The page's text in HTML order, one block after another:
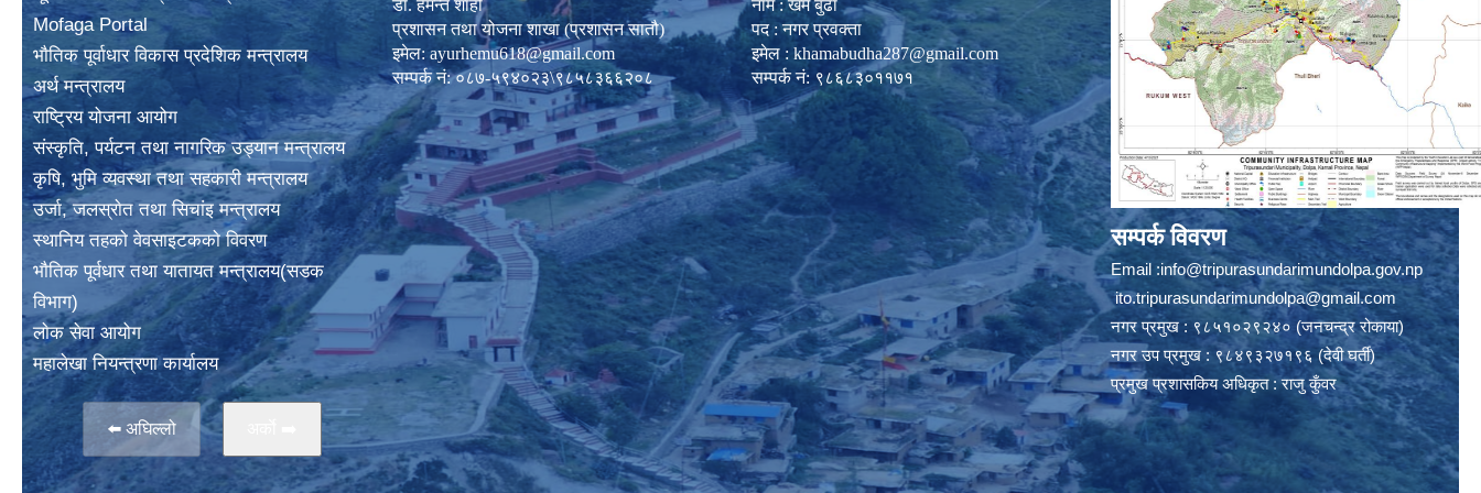
Mofaga Portal
भाैतिक पूर्वाधार विकास प्रदेशिक मन्त्रालय
अर्थ मन्त्रालय
राष्ट्रिय योजना आयोग
संस्कृति, पर्यटन तथा नागरिक उड्यान मन्त्रालय
कृषि, भुमि व्यवस्था तथा सहकारी मन्त्रालय
उर्जा, जलस्राेत तथा सिचांइ मन्त्रालय
स्थानिय तहकाे वेवसाइटककाे विवरण
भाैतिक पूर्वधार तथा यातायत मन्त्रालय(सडक
विभाग)
लाेक सेवा आयोग
महालेखा नियन्त्रणा कार्यालय
⬅️ अघिल्लो
डा. हेमन्त शाही
प्रशासन तथा योजना शाखा (प्रशासन सातौ)
इमेल: ayurhemu618@gmail.com
सम्पर्क नं: ०८७-५९४०२३\९८५८३६६२०८
नाम : खम बुढा
पद : नगर प्रवक्ता
इमेल : khamabudha287@gmail.com
सम्पर्क नं: ९८६८३०११७१
सम्पर्क विवरण
Email :info@tripurasundarimundolpa.gov.np
ito.tripurasundarimundolpa@gmail.com
नगर प्रमुख : ९८५१०२९२४० (जनचन्द्र रोकाया)
नगर उप प्रमुख : ९८४९३२७१९६ (देवी घर्ती)
प्रमुख प्रशासकिय अधिकृत : राजु कुँवर